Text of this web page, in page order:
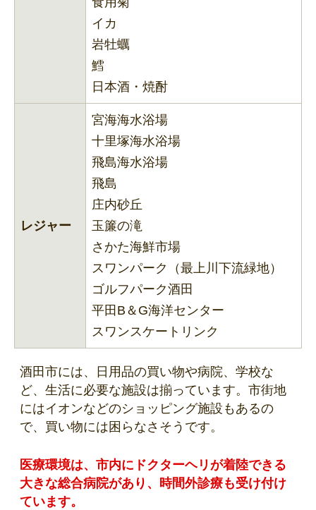
イカ
岩牡蠣
鱈
日本酒・焼酎
レジャー
宮海海水浴場
十里塚海水浴場
飛島海水浴場
飛島
庄内砂丘
玉簾の滝
さかた海鮮市場
スワンパーク（最上川下流緑地）
ゴルフパーク酒田
平田B＆G海洋センター
スワンスケートリンク
酒田市には、日用品の買い物や病院、学校な
ど、生活に必要な施設は揃っています。市街地
にはイオンなどのショッピング施設もあるの
で、買い物には困らなさそうです。
医療環境は、市内にドクターヘリが着陸できる
大きな総合病院があり、時間外診療も受け付け
ています。